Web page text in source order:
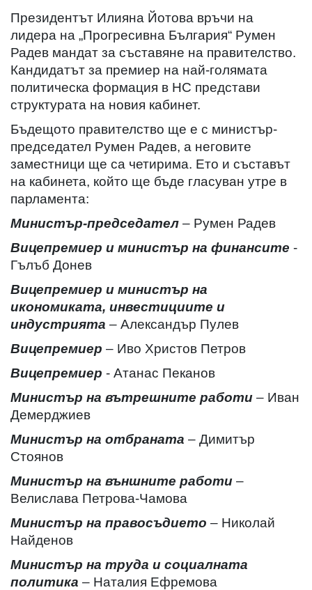
Президентът Илияна Йотова връчи на
лидера на „Прогресивна България“ Румен
Радев мандат за съставяне на правителство.
Кандидатът за премиер на най-голямата
политическа формация в НС представи
структурата на новия кабинет.
Бъдещото правителство ще е с министър-
председател Румен Радев, а неговите
заместници ще са четирима. Ето и съставът
на кабинета, който ще бъде гласуван утре в
парламента:
Министър-председател – Румен Радев
Вицепремиер и министър на финансите -
Гълъб Донев
Вицепремиер и министър на
икономиката, инвестициите и
индустрията – Александър Пулев
Вицепремиер – Иво Христов Петров
Вицепремиер - Атанас Пеканов
Министър на вътрешните работи – Иван
Демерджиев
Министър на отбраната – Димитър
Стоянов
Министър на външните работи –
Велислава Петрова-Чамова
Министър на правосъдието – Николай
Найденов
Министър на труда и социалната
политика – Наталия Ефремова